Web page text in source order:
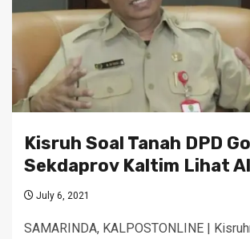
Kisruh Soal Tanah DPD
Sekdaprov Kaltim Lihat
July 6, 2021
SAMARINDA, KALPOSTONLINE |